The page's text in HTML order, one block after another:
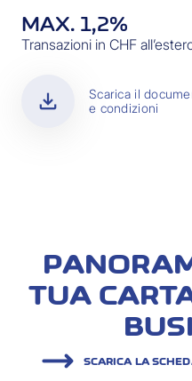
MAX. 1,2%
Transazioni in CHF
download
Scarica il
e condizioni
TUA
SCARICA LA